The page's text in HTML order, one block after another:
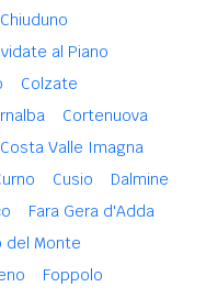
Chiuduno
al Piano
Colzate
Cortenuova
Costa Valle Imagna
Cusio
Dalmine
Fara Gera d'Adda
del Monte
Foppolo